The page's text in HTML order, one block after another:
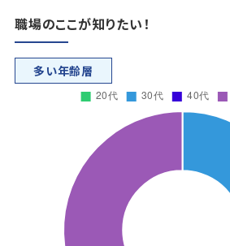
職場のここが知りたい！
多い年齢層